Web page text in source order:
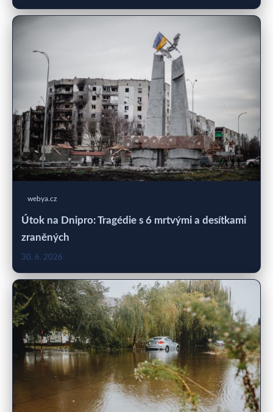
webya.cz
Útok na Dnipro: Tragédie s 6 mrtvými a desítkami
zraněných
30. 6. 2026